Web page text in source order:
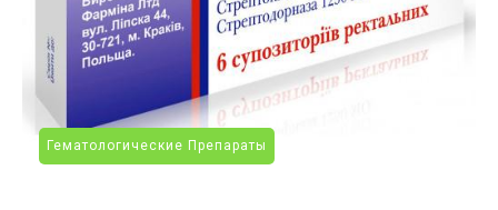
Гематологические Препараты